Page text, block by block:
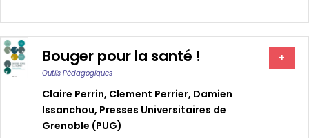
Bouger pour la santé !
Outils Pédagogiques
Claire Perrin, Clement Perrier, Damien
Issanchou, Presses Universitaires de
Grenoble (PUG)
+